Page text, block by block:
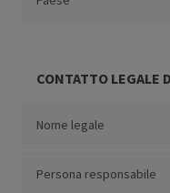
CONTATTO LEGALE
Nome legale
Persona responsabile